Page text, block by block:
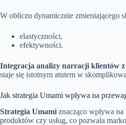
W obliczu dynamicznie zmieniającego
elastyczności,
efektywności.
Integracja analizy narracji klientów
staje się istotnym atutem w
Jak strategia Umami wpływa na
Strategia Umami znacząco wpływa
produktów czy usług, co pozwala